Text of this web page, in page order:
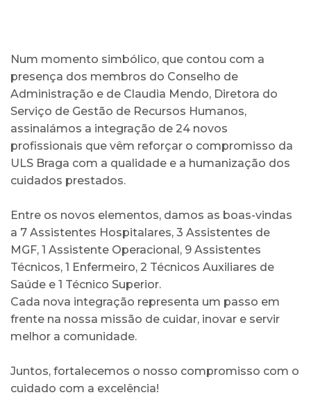
Num momento simbólico, que contou com a
presença dos membros do Conselho de
Administração e de Claudia Mendo, Diretora do
Serviço de Gestão de Recursos Humanos,
assinalámos a integração de 24 novos
profissionais que vêm reforçar o compromisso da
ULS Braga com a qualidade e a humanização dos
cuidados prestados.
Entre os novos elementos, damos as boas-vindas
a 7 Assistentes Hospitalares, 3 Assistentes de
MGF, 1 Assistente Operacional, 9 Assistentes
Técnicos, 1 Enfermeiro, 2 Técnicos Auxiliares de
Saúde e 1 Técnico Superior.
Cada nova integração representa um passo em
frente na nossa missão de cuidar, inovar e servir
melhor a comunidade.
Juntos, fortalecemos o nosso compromisso com o
cuidado com a excelência!